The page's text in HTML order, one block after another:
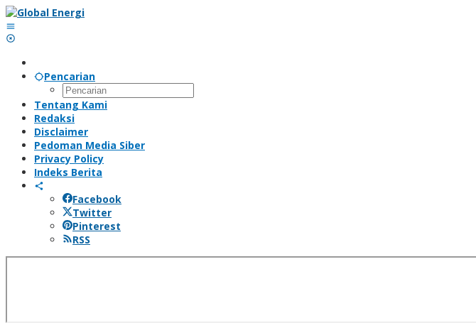
Lewati
ke
konten
Pencarian
Tentang Kami
Redaksi
Disclaimer
Pedoman Media Siber
Privacy Policy
Indeks Berita
Facebook
Twitter
Pinterest
RSS